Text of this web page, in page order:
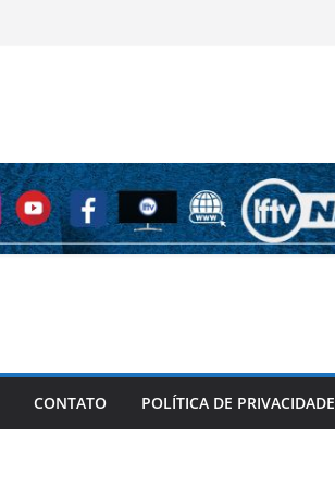
CONTATO POLÍTICA DE PRIVACIDADE